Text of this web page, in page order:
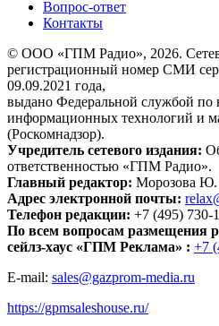
Вопрос-ответ
Контакты
© ООО «ГПМ Радио», 2026.
регистрационный номер СМИ
09.09.2021 года,
выдано Федеральной службой по
информационных технологий и
(Роскомнадзор).
Учредитель сетевого издания:
ответственностью «ГПМ Радио».
Главный редактор: Морозова
Адрес электронной почты:
Телефон редакции: +7 (495) 730-
По всем вопросам размещения
сейлз-хаус «ГПМ Реклама» : +7
E-mail: sales@gazprom-media.ru
https://gpmsaleshouse.ru/